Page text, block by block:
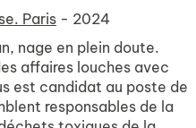
Paris - 2024
nage en plein doute.
affaires louches avec
est candidat au poste de
responsables de la